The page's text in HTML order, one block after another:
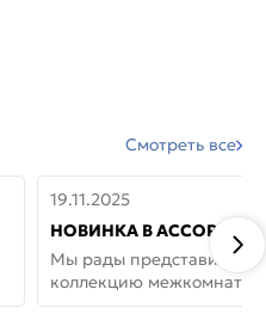
Смотреть все
19.11.2025
НОВИНКА В
ДВЕРИ GLOSSMAT —
НЕОКЛАССИКА И УЮТ
Мы рады представить
коллекцию
GlossMat